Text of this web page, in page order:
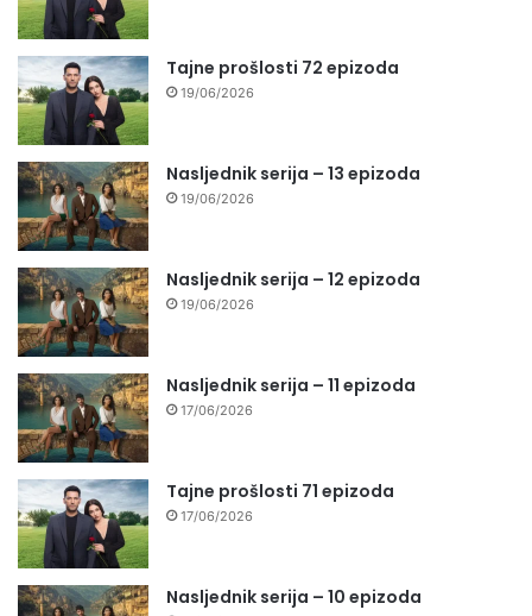
Tajne prošlosti 72 epizoda
19/06/2026
Nasljednik serija – 13 epizoda
19/06/2026
Nasljednik serija – 12 epizoda
19/06/2026
Nasljednik serija – 11 epizoda
17/06/2026
Tajne prošlosti 71 epizoda
17/06/2026
Nasljednik serija – 10 epizoda